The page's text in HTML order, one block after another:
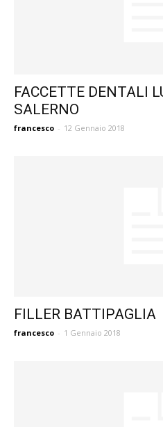
FACCETTE DENTALI
SALERNO
francesco - 12 Gennaio 2018
FILLER BATTIPAGLIA
francesco - 1 Gennaio 2018